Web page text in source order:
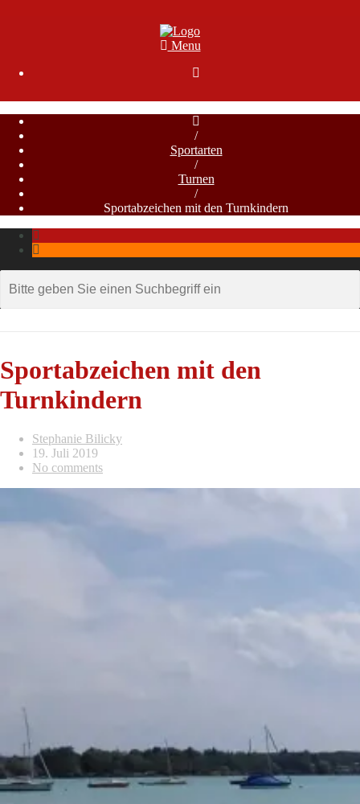
Menu

/
Sportarten
/
Turnen
/
Sportabzeichen mit den Turnkindern
Sportabzeichen mit den
Turnkindern
Stephanie Bilicky
19. Juli 2019
No comments